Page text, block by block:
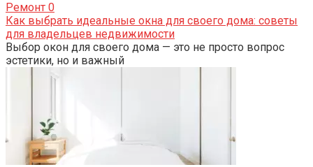
Ремонт 0
Как выбрать идеальные окна для своего дома: советы
для владельцев недвижимости
Выбор окон для своего дома — это не просто вопрос
эстетики, но и важный